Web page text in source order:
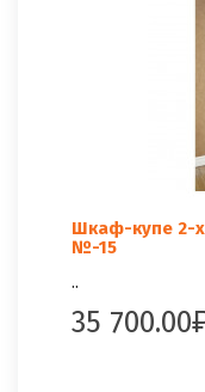
Шкаф-купе 2-
№-15
..
35 700.00